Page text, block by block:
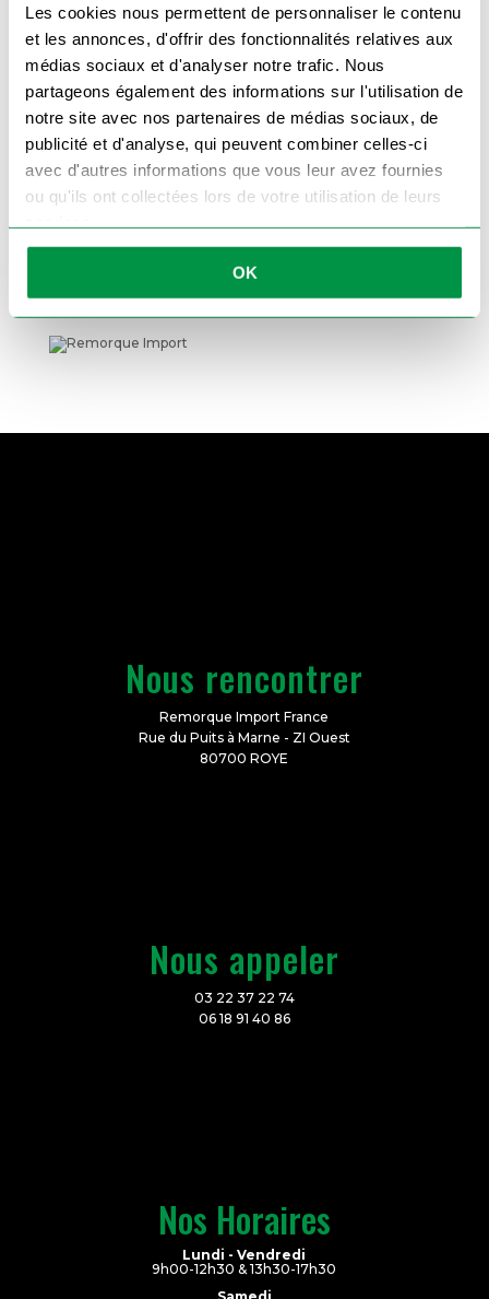
Les cookies nous permettent de personnaliser le contenu
et les annonces, d'offrir des fonctionnalités relatives aux
médias sociaux et d'analyser notre trafic. Nous
partageons également des informations sur l'utilisation de
notre site avec nos partenaires de médias sociaux, de
publicité et d'analyse, qui peuvent combiner celles-ci
avec d'autres informations que vous leur avez fournies
ou qu'ils ont collectées lors de votre utilisation de leurs
services.
OK
Remorque Import et j'ai bien lu notrepolitique de
confidentialité
Appelez-moi !
Nous rencontrer
Remorque Import France
Rue du Puits à Marne - ZI Ouest
80700 ROYE
Nous appeler
03 22 37 22 74
06 18 91 40 86
Nos Horaires
Lundi - Vendredi
9h00-12h30 & 13h30-17h30